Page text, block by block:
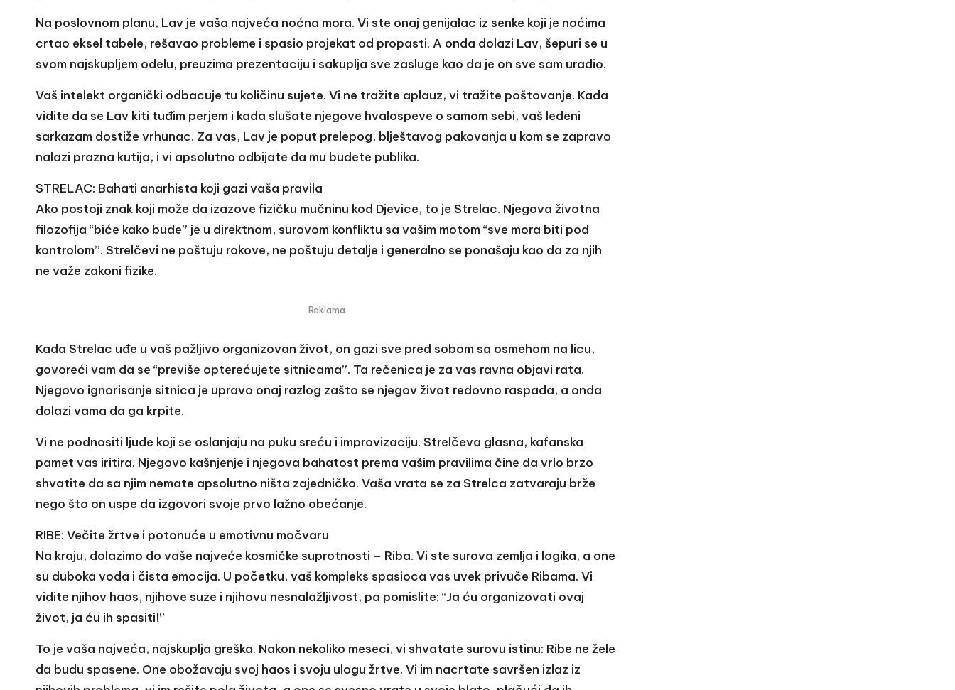
Na poslovnom planu, Lav je vaša najveća noćna mora. Vi ste onaj genijalac iz senke koji je noćima
crtao eksel tabele, rešavao probleme i spasio projekat od propasti. A onda dolazi Lav, šepuri se u
svom najskupljem odelu, preuzima prezentaciju i sakuplja sve zasluge kao da je on sve sam uradio.
Vaš intelekt organički odbacuje tu količinu sujete. Vi ne tražite aplauz, vi tražite poštovanje. Kada
vidite da se Lav kiti tuđim perjem i kada slušate njegove hvalospeve o samom sebi, vaš ledeni
sarkazam dostiže vrhunac. Za vas, Lav je poput prelepog, blještavog pakovanja u kom se zapravo
nalazi prazna kutija, i vi apsolutno odbijate da mu budete publika.
STRELAC: Bahati anarhista koji gazi vaša pravila
Ako postoji znak koji može da izazove fizičku mučninu kod Djevice, to je Strelac. Njegova životna
filozofija “biće kako bude” je u direktnom, surovom konfliktu sa vašim motom “sve mora biti pod
kontrolom”. Strelčevi ne poštuju rokove, ne poštuju detalje i generalno se ponašaju kao da za njih
ne važe zakoni fizike.
Reklama
Kada Strelac uđe u vaš pažljivo organizovan život, on gazi sve pred sobom sa osmehom na licu,
govoreći vam da se “previše opterećujete sitnicama”. Ta rečenica je za vas ravna objavi rata.
Njegovo ignorisanje sitnica je upravo onaj razlog zašto se njegov život redovno raspada, a onda
dolazi vama da ga krpite.
Vi ne podnositi ljude koji se oslanjaju na puku sreću i improvizaciju. Strelčeva glasna, kafanska
pamet vas iritira. Njegovo kašnjenje i njegova bahatost prema vašim pravilima čine da vrlo brzo
shvatite da sa njim nemate apsolutno ništa zajedničko. Vaša vrata se za Strelca zatvaraju brže
nego što on uspe da izgovori svoje prvo lažno obećanje.
RIBE: Večite žrtve i potonuće u emotivnu močvaru
Na kraju, dolazimo do vaše najveće kosmičke suprotnosti – Riba. Vi ste surova zemlja i logika, a one
su duboka voda i čista emocija. U početku, vaš kompleks spasioca vas uvek privuče Ribama. Vi
vidite njihov haos, njihove suze i njihovu nesnalažljivost, pa pomislite: “Ja ću organizovati ovaj
život, ja ću ih spasiti!”
To je vaša najveća, najskuplja greška. Nakon nekoliko meseci, vi shvatate surovu istinu: Ribe ne žele
da budu spasene. One obožavaju svoj haos i svoju ulogu žrtve. Vi im nacrtate savršen izlaz iz